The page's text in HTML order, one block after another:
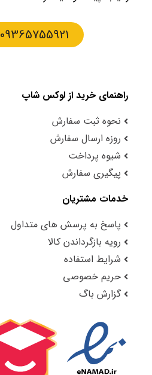
09365755921
راهنمای خرید از لوکس شاپ
نحوه ثبت سفارش
روزه ارسال سفارش
شیوه پرداخت
پیگیری سفارش
خدمات مشتریان
پاسخ به پرسش های متداول
رویه بازگرداندن کالا
شرایط استفاده
حریم خصوصی
گزارش باگ